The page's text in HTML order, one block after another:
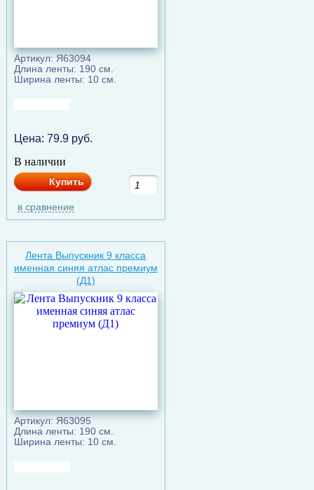
Артикул: Я63094
Длина ленты: 190 см.
Ширина ленты: 10 см.
Цена: 79.9руб.
В наличии
Купить
в сравнение
Лента Выпускник 9 класса
именная синяя атлас премиум
(Д1)
Артикул: Я63095
Длина ленты: 190 см.
Ширина ленты: 10 см.